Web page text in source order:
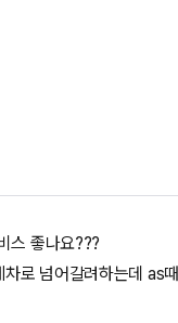
스 좋나요???
로 넘어갈려하는데 as